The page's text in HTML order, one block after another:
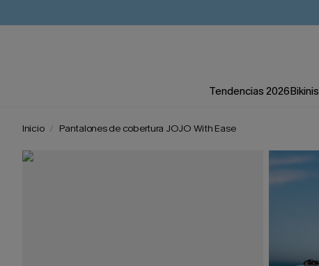
Tendencias 2026Bikinis
Inicio Pantalones de cobertura JOJO With Ease